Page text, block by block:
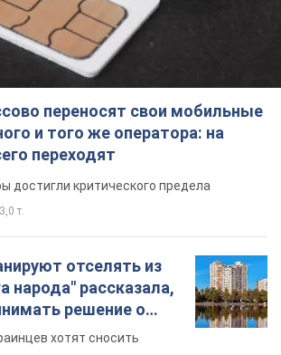
переносят свои мобильные
и того же оператора: на
переходят
достигли критического предела
т.
отселять из
народа" рассказала,
решение о
хотят сносить